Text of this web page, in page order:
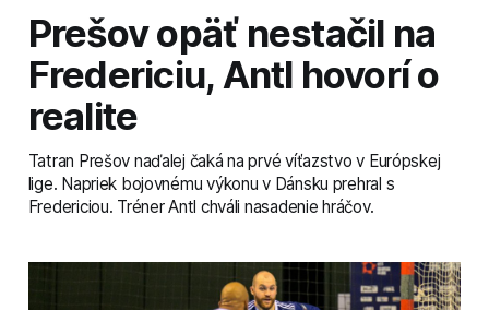
Prešov opäť nestačil na
Fredericiu, Antl hovorí o
realite
Tatran Prešov naďalej čaká na prvé víťazstvo v Európskej
lige. Napriek bojovnému výkonu v Dánsku prehral s
Fredericiou. Tréner Antl chváli nasadenie hráčov.